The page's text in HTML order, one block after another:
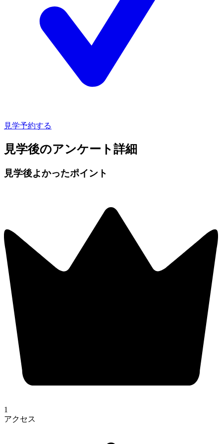
見学予約する
見学後のアンケート詳細
見学後よかったポイント
1
アクセス